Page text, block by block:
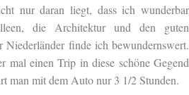
nur daran liegt, dass ich wunderbar
die Architektur und den guten
Niederländer finde ich bewundernswert.
mal einen Trip in diese schöne Gegend
man mit dem Auto nur 3 1/2 Stunden.